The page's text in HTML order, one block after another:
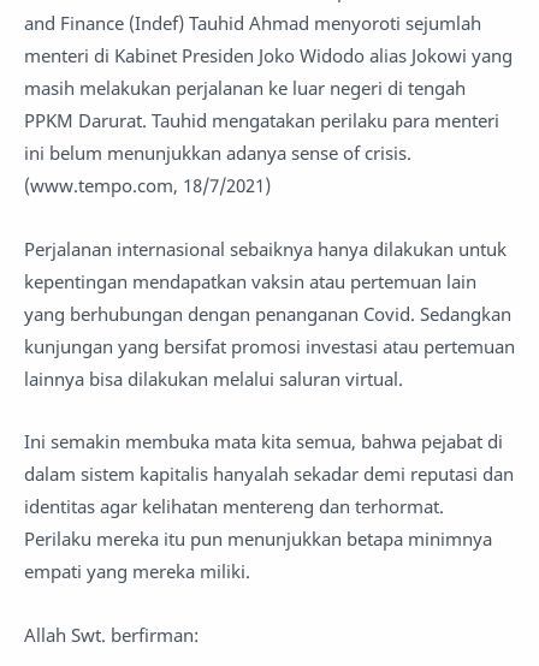
and Finance (Indef) Tauhid Ahmad menyoroti sejumlah
menteri di Kabinet Presiden Joko Widodo alias Jokowi yang
masih melakukan perjalanan ke luar negeri di tengah
PPKM Darurat. Tauhid mengatakan perilaku para menteri
ini belum menunjukkan adanya sense of crisis.
(www.tempo.com, 18/7/2021)
Perjalanan internasional sebaiknya hanya dilakukan untuk
kepentingan mendapatkan vaksin atau pertemuan lain
yang berhubungan dengan penanganan Covid. Sedangkan
kunjungan yang bersifat promosi investasi atau pertemuan
lainnya bisa dilakukan melalui saluran virtual.
Ini semakin membuka mata kita semua, bahwa pejabat di
dalam sistem kapitalis hanyalah sekadar demi reputasi dan
identitas agar kelihatan mentereng dan terhormat.
Perilaku mereka itu pun menunjukkan betapa minimnya
empati yang mereka miliki.
Allah Swt. berfirman: